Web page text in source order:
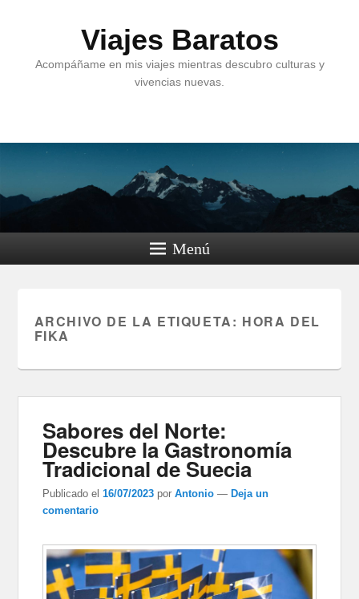
Viajes Baratos
Acompáñame en mis viajes mientras descubro culturas y
vivencias nuevas.
Menú
ARCHIVO DE LA ETIQUETA: HORA DEL
FIKA
Sabores del Norte:
Descubre la Gastronomía
Tradicional de Suecia
Publicado el 16/07/2023 porAntonio — Deja un
comentario